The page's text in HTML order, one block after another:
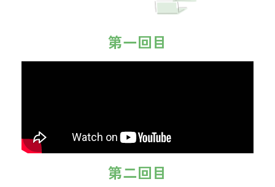
第一回目
第二回目